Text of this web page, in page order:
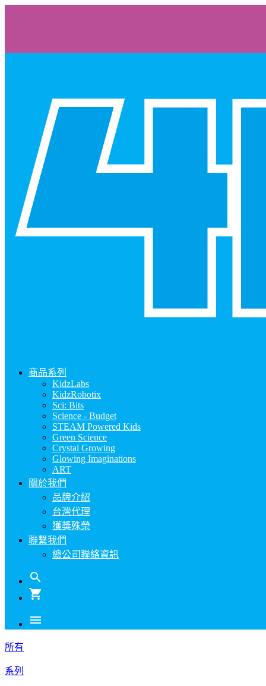
商品系列
KidzLabs
KidzRobotix
Sci: Bits
Science - Budget
STEAM Powered Kids
Green Science
Crystal Growing
Glowing Imaginations
ART
關於我們
品牌介紹
台灣代理
獲獎殊榮
聯繫我們
總公司聯絡資訊
search
shopping_cart
menu
所有
系列